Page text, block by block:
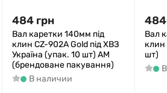
484 грн
Вал каретки 140мм під
клин CZ-902A Gold під ХВЗ
Україна (упак. 10 шт) AM
(брендоване пакування)
В наличии
484
Вал
клин
шт)